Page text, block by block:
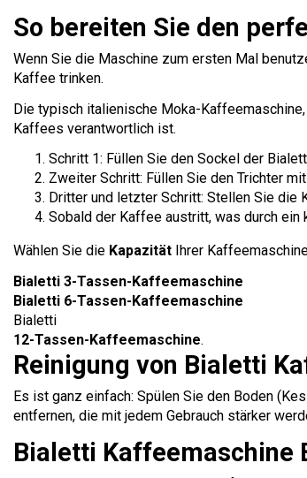
So bereiten Sie den
Wenn Sie die Maschine zum ersten Mal
Kaffee trinken.
Die typisch italienische Moka-
Kaffees verantwortlich ist.
Schritt 1: Füllen Sie den Sockel der
Zweiter Schritt: Füllen Sie den Trichter
Dritter und letzter Schritt: Stellen Sie
Sobald der Kaffee austritt, was durch
Wählen Sie die Kapazität Ihrer
Bialetti 3-Tassen-Kaffeemaschine
Bialetti 6-Tassen-Kaffeemaschine
Bialetti
12-Tassen-Kaffeemaschine.
Reinigung von Bialetti
Es ist ganz einfach: Spülen Sie den Boden
entfernen, die mit jedem Gebrauch stärker
Bialetti Kaffeemaschine